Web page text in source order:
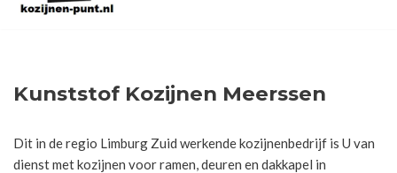
de
Kunststof Kozijnen Meerssen
Dit in de regio Limburg Zuid werkende kozijnenbedrijf is U van
dienst met kozijnen voor ramen, deuren en dakkapel in